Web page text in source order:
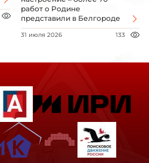
работ о Родине
представили в Белгороде
31 июля 2026 133